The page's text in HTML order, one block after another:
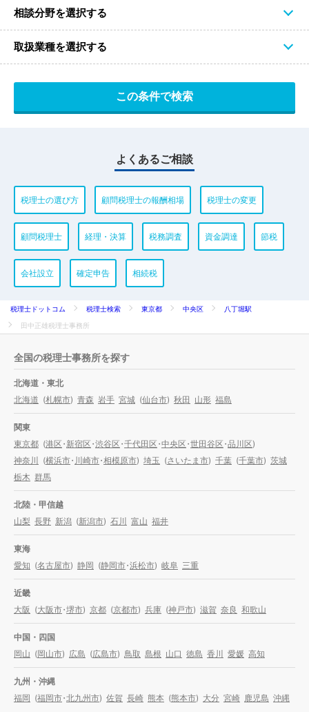
相談分野を選択する
取扱業種を選択する
よくあるご相談
税理士の選び方 顧問税理士の報酬相場 税理士の変更
顧問税理士 経理・決算 税務調査 資金調達 節税
会社設立 確定申告 相続税
税理士ドットコム 税理士検索 東京都 中央区
八丁堀駅
田中正雄税理士事務所
全国の税理士事務所を探す
北海道・東北
北海道 (札幌市) 青森 岩手 宮城 (仙台市) 秋田 山形 福島
関東
東京都 (港区・新宿区・渋谷区・千代田区・中央区・世田谷区・品川区)
神奈川 (横浜市・川崎市・相模原市) 埼玉 (さいたま市) 千葉 (千葉市) 茨城
栃木 群馬
北陸・甲信越
山梨 長野 新潟 (新潟市) 石川 富山 福井
東海
愛知 (名古屋市) 静岡 (静岡市・浜松市) 岐阜 三重
近畿
大阪 (大阪市・堺市) 京都 (京都市) 兵庫 (神戸市) 滋賀 奈良 和歌山
中国・四国
岡山 (岡山市) 広島 (広島市) 鳥取 島根 山口 徳島 香川 愛媛 高知
九州・沖縄
福岡 (福岡市・北九州市) 佐賀 長崎 熊本 (熊本市) 大分 宮崎 鹿児島 沖縄